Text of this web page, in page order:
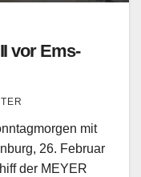
vor Ems-
mit
26. Februar
der MEYER